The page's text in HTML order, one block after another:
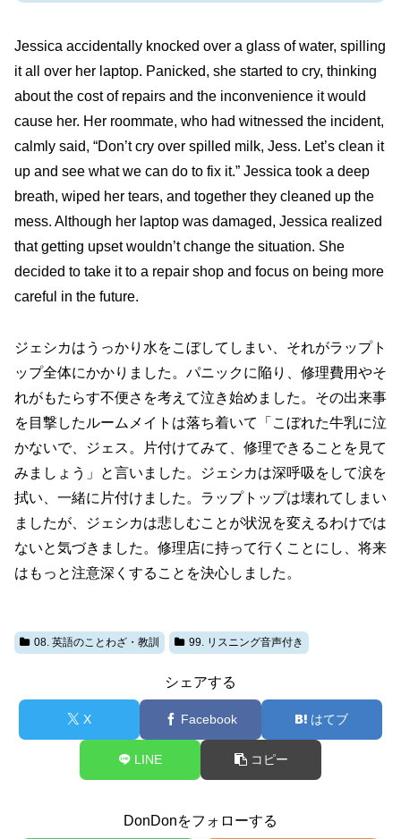
Jessica accidentally knocked over a glass of water, spilling
it all over her laptop. Panicked, she started to cry, thinking
about the cost of repairs and the inconvenience it would
cause her. Her roommate, who had witnessed the incident,
calmly said, “Don’t cry over spilled milk, Jess. Let’s clean it
up and see what we can do to fix it.” Jessica took a deep
breath, wiped her tears, and together they cleaned up the
mess. Although her laptop was damaged, Jessica realized
that getting upset wouldn’t change the situation. She
decided to take it to a repair shop and focus on being more
careful in the future.
ジェシカはうっかり水をこぼしてしまい、それがラップト
ップ全体にかかりました。パニックに陥り、修理費用やそ
れがもたらす不便さを考えて泣き始めました。その出来事
を目撃したルームメイトは落ち着いて「こぼれた牛乳に泣
かないで、ジェス。片付けてみて、修理できることを見て
みましょう」と言いました。ジェシカは深呼吸をして涙を
拭い、一緒に片付けました。ラップトップは壊れてしまい
ましたが、ジェシカは悲しむことが状況を変えるわけでは
ないと気づきました。修理店に持って行くことにし、将来
はもっと注意深くすることを決心しました。
08. 英語のことわざ・教訓 99. リスニング音声付き
シェアする
X Facebook はてブ
LINE コピー
DonDonをフォローする